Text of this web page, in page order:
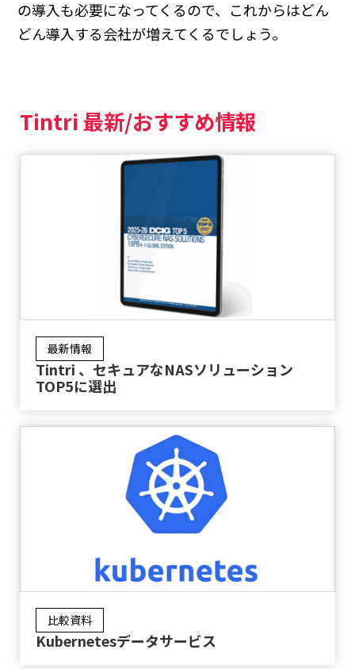
の導入も必要になってくるので、これからはどん
どん導入する会社が増えてくるでしょう。
Tintri 最新/おすすめ情報
最新情報
Tintri 、セキュアなNASソリューション
TOP5に選出
比較資料
Kubernetesデータサービス